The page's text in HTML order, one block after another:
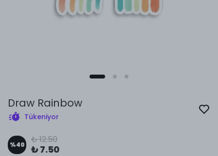
Draw Rainbow
Tükeniyor
%40 ₺ 12.50
₺ 7.50